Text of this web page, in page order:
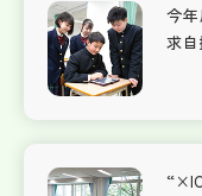
今
求